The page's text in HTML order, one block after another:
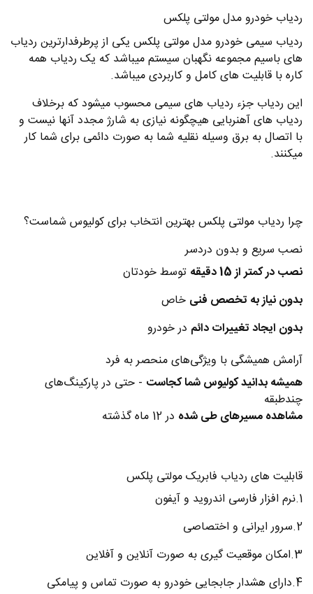
ردیاب خودرو مدل مولتی پلکس
ردیاب سیمی خودرو مدل مولتی پلکس یکی از پرطرفدارترین ردیاب
های باسیم مجموعه نگهبان سیستم میباشد که یک ردیاب همه
کاره با قابلیت های کامل و کاربردی میباشد.
این ردیاب جزء ردیاب های سیمی محسوب میشود که برخلاف
ردیاب های آهنربایی هیچگونه نیازی به شارژ مجدد آنها نیست و
با اتصال به برق وسیله نقلیه شما به صورت دائمی برای شما کار
میکنند.
چرا ردیاب مولتی پلکس بهترین انتخاب برای کولیوس شماست؟
نصب سریع و بدون دردسر
نصب در کمتر از 15 دقیقه
توسط خودتان
بدون نیاز به تخصص فنی خاص
بدون ایجاد تغییرات دائم در خودرو
آرامش همیشگی با ویژگی‌های منحصر به فرد
همیشه بدانید کولیوس شما کجاست - حتی در پارکینگ‌های
چندطبقه
مشاهده مسیرهای طی شده در 12 ماه گذشته
قابلیت های ردیاب فابریک مولتی پلکس
1.نرم افزار فارسی اندروید و آیفون
2.سرور ایرانی و اختصاصی
3.امکان موقعیت گیری به صورت آنلاین و آفلاین
4.دارای هشدار جابجایی خودرو به صورت تماس و پیامکی